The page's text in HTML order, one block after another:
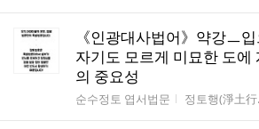
《인광대사법어》약강ㅡ
자기도 모르게 미묘한 도에
의 중요성
게시판명
순수정토 엽서법문 작성자
정토행(淨土行